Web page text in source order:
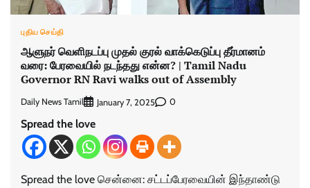
புதிய செய்தி
ஆளுநர் வெளிநடப்பு முதல் குரல் வாக்கெடுப்பு தீர்மானம்
வரை: பேரவையில் நடந்தது என்ன? | Tamil Nadu
Governor RN Ravi walks out of Assembly
Daily News Tamil January 7, 2025 0
Spread the love
Spread the love சென்னை: சட்டப்பேரவையின் இந்தாண்டு